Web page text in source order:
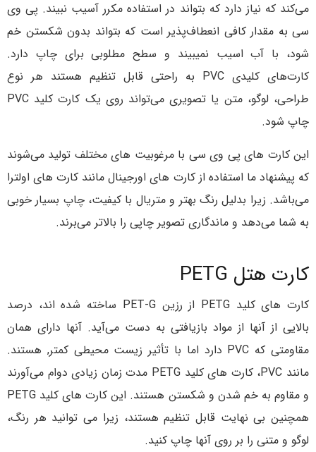
می‌کند که نیاز دارد که بتواند در استفاده مکرر آسیب نبیند. پی وی
سی به مقدار کافی انعطاف‌پذیر است که بتواند بدون شکستن خم
شود، با آب اسیب نمیبیند و سطح مطلوبی برای چاپ دارد.
کارت‌های کلیدی PVC به راحتی قابل تنظیم هستند هر نوع
طراحی، لوگو، متن یا تصویری می‌تواند روی یک کارت کلید PVC
چاپ شود.
این کارت های پی وی سی با مرغوبیت های مختلف تولید می‌شوند
که پیشنهاد ما استفاده از کارت های اورجینال مانند کارت های اولترا
می‌باشد. زیرا بدلیل رنگ بهتر و متریال با کیفیت، چاپ بسیار خوبی
به شما می‌دهد و ماندگاری تصویر چاپی را بالاتر می‌برند.
کارت هتل PETG
کارت های کلید PETG از رزین PET-G ساخته شده اند، درصد
بالایی از آنها از مواد بازیافتی به دست می‌آید. آنها دارای همان
مقاومتی که PVC دارد اما با تأثیر زیست محیطی کمتر, هستند.
مانند PVC، کارت های کلید PETG مدت زمان زیادی دوام می‌آورند
و مقاوم به خم شدن و شکستن هستند. این کارت های کلید PETG
همچنین بی نهایت قابل تنظیم هستند، زیرا می توانید هر رنگ،
لوگو و متنی را بر روی آنها چاپ کنید.